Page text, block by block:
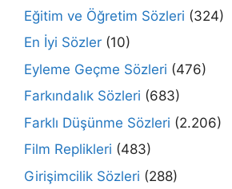
Eğitim ve Öğretim Sözleri (324)
En İyi Sözler (10)
Eyleme Geçme Sözleri (476)
Farkındalık Sözleri (683)
Farklı Düşünme Sözleri (2.206)
Film Replikleri (483)
Girişimcilik Sözleri (288)